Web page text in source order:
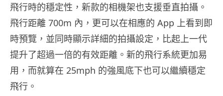
飛行時的穩定性，新款的相機架也支援垂直拍攝。
飛行距離 700m 內，更可以在相應的 App 上看到即
時預覽，並同時顯示詳細的拍攝設定，比起上一代
提升了超過一倍的有效距離。新的飛行系統更加易
用，而就算在 25mph 的強風底下也可以繼續穩定
飛行。